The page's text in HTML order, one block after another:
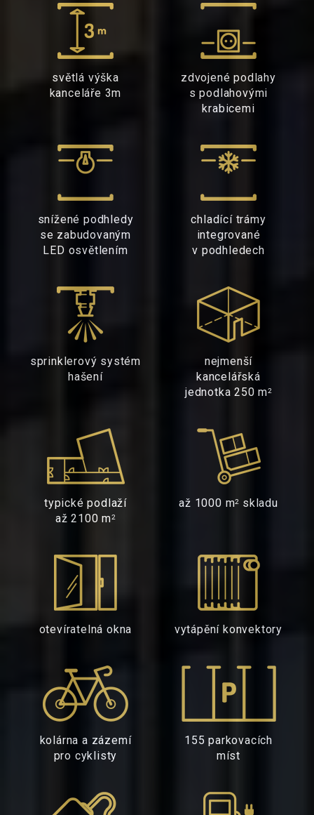
světlá výška
kanceláře 3m
zdvojené podlahy
s podlahovými
krabicemi
snížené podhledy
se zabudovaným
LED osvětlením
chladící trámy
integrované
v podhledech
sprinklerový systém
hašení
nejmenší
kancelářská
jednotka 250 m2
typické podlaží
až 2100 m2
až 1000 m2 skladu
otevíratelná okna vytápění konvektory
kolárna a zázemí
pro cyklisty
155 parkovacích
míst